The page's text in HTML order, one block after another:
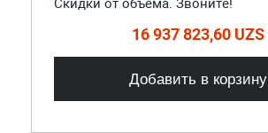
Скидки от объема. Звоните!
16 937 823,60 UZS
Добавить в корзину